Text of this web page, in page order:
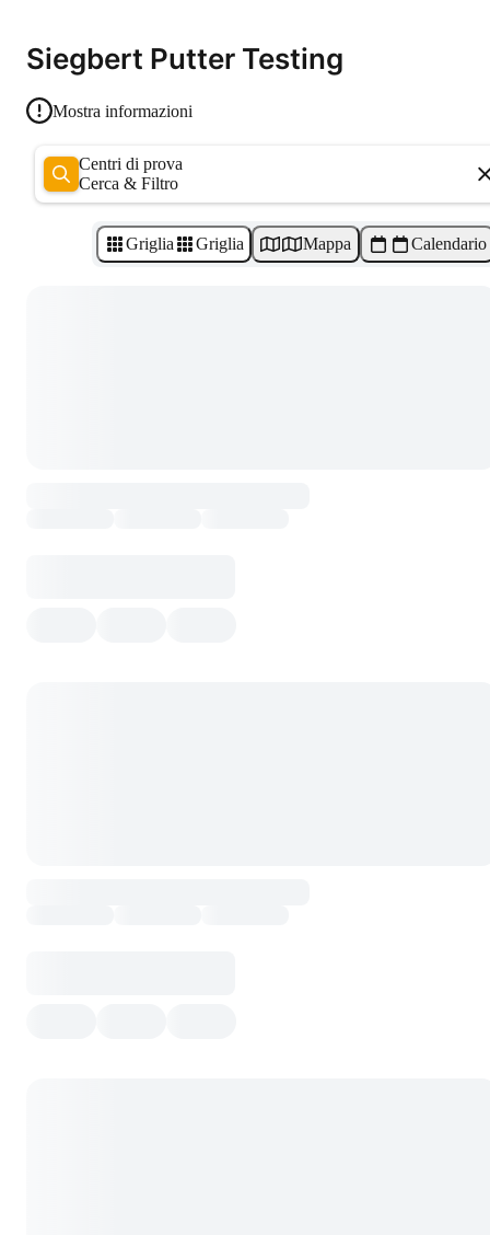
Siegbert Putter Testing
Mostra informazioni
Centri di prova
Cerca & Filtro
Griglia Griglia Mappa Calendario